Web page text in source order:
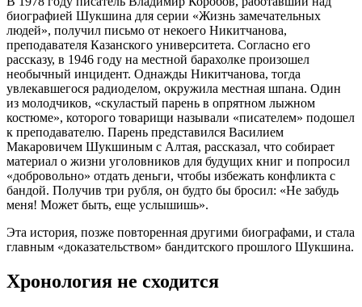
биографией Шукшина для серии «Жизнь замечательных
людей», получил письмо от некоего Никитчанова,
преподавателя Казанского университета. Согласно его
рассказу, в 1946 году на местной барахолке произошел
необычный инцидент. Однажды Никитчанова, тогда
увлекавшегося радиоделом, окружила местная шпана. Один
из молодчиков, «скуластый парень в опрятном лыжном
костюме», которого товарищи называли «писателем» подошел
к преподавателю. Парень представился Василием
Макаровичем Шукшиным с Алтая, рассказал, что собирает
материал о жизни уголовников для будущих книг и попросил
«добровольно» отдать деньги, чтобы избежать конфликта с
бандой. Получив три рубля, он будто бы бросил: «Не забудь
меня! Может быть, еще услышишь».
Эта история, позже повторенная другими биографами, и стала
главным «доказательством» бандитского прошлого Шукшина.
Хронология не сходится